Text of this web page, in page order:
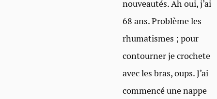
nouveautés. Ah oui, j’ai
68 ans. Problème les
rhumatismes ; pour
contourner je crochete
avec les bras, oups. J’ai
commencé une nappe